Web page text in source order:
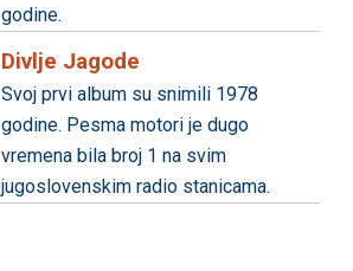
godine.
Divlje Jagode
Svoj prvi album su snimili 1978
godine. Pesma motori je dugo
vremena bila broj 1 na svim
jugoslovenskim radio stanicama.